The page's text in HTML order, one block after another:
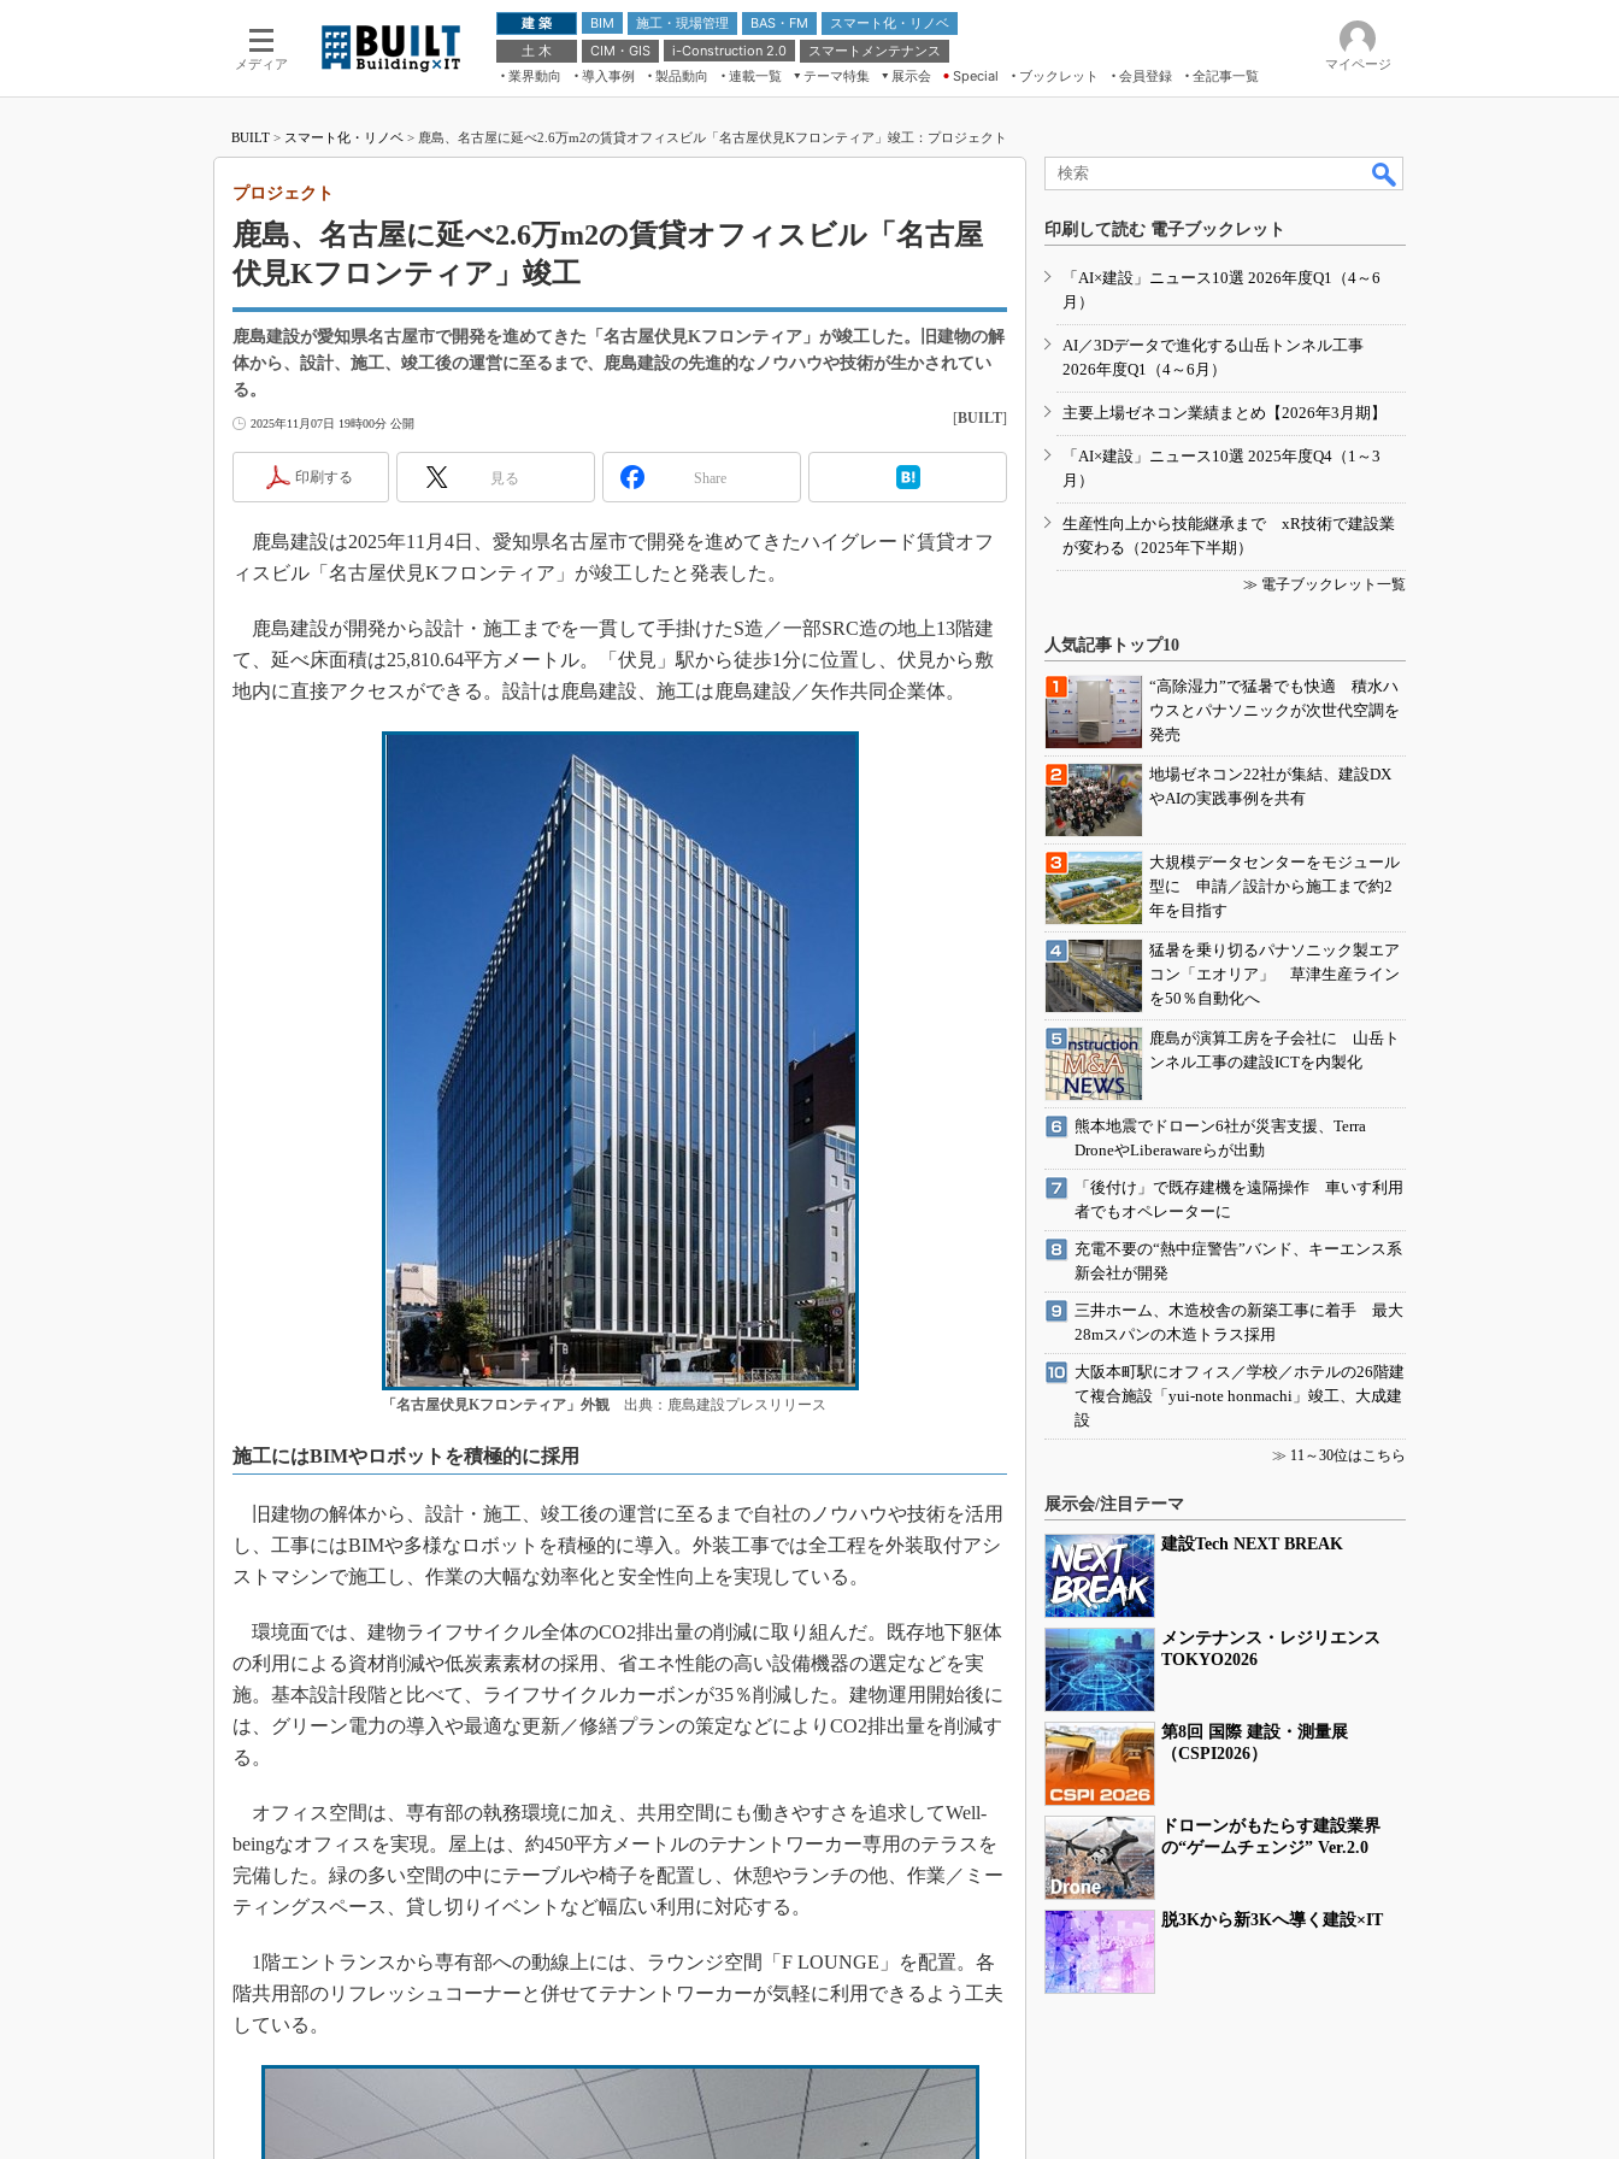
メディア
建 築 BIM 施工・現場管理 BAS・FM
スマート化・リノベ
土 木
CIM・GIS i-Construction 2.0
スマートメンテナンス
業界動向
導入事例 製品動向 連載一覧
テーマ特集
ドローンがもたらす建設業界の“ゲー
ムチェンジ” Ver.2.0
“Society5.0”時代のスマートビル
展示会
第8回 国際 建設・測量展
築・土木・不動産の先端技術展－
メンテナンス・レジリエンスOSAKA
日本 ものづくりワールド 2020
IGAS2018
Special ブックレット 会員登録 全記事一覧
マイページ
BUILT > スマート化・リノベ > 鹿島、名古屋に延べ2.6万m2の賃貸オフィスビル「名古屋伏見Kフロンティア」竣工：プロジェクト
鹿島、名古屋に延べ2.6万m2の賃貸オフィスビル「名古屋
伏見Kフロンティア」竣工
プロジェクト
鹿島建設が愛知県名古屋市で開発を進めてきた「名古屋伏見Kフロンティア」が竣工した。旧建物の解
体から、設計、施工、竣工後の運営に至るまで、鹿島建設の先進的なノウハウや技術が生かされてい
る。
2025年11月07日 19時00分 公開 [BUILT]
印刷する 見る Share
鹿島建設は2025年11月4日、愛知県名古屋市で開発を進めてきたハイグレード賃貸オフ
ィスビル「名古屋伏見Kフロンティア」が竣工したと発表した。
鹿島建設が開発から設計・施工までを一貫して手掛けたS造／一部SRC造の地上13階建
て、延べ床面積は25,810.64平方メートル。「伏見」駅から徒歩1分に位置し、伏見から敷
地内に直接アクセスができる。設計は鹿島建設、施工は鹿島建設／矢作共同企業体。
「名古屋伏見Kフロンティア」外観出典：鹿島建設プレスリリース
施工にはBIMやロボットを積極的に採用
旧建物の解体から、設計・施工、竣工後の運営に至るまで自社のノウハウや技術を活用
し、工事にはBIMや多様なロボットを積極的に導入。外装工事では全工程を外装取付アシ
ストマシンで施工し、作業の大幅な効率化と安全性向上を実現している。
環境面では、建物ライフサイクル全体のCO2排出量の削減に取り組んだ。既存地下躯体
の利用による資材削減や低炭素素材の採用、省エネ性能の高い設備機器の選定などを実
施。基本設計段階と比べて、ライフサイクルカーボンが35％削減した。建物運用開始後に
は、グリーン電力の導入や最適な更新／修繕プランの策定などによりCO2排出量を削減す
る。
オフィス空間は、専有部の執務環境に加え、共用空間にも働きやすさを追求してWell-
beingなオフィスを実現。屋上は、約450平方メートルのテナントワーカー専用のテラスを
完備した。緑の多い空間の中にテーブルや椅子を配置し、休憩やランチの他、作業／ミー
ティングスペース、貸し切りイベントなど幅広い利用に対応する。
1階エントランスから専有部への動線上には、ラウンジ空間「F LOUNGE」を配置。各
階共用部のリフレッシュコーナーと併せてテナントワーカーが気軽に利用できるよう工夫
している。
印刷して読む 電子ブックレット
「AI×建設」ニュース10選 2026年度Q1（4～6
月）
AI／3Dデータで進化する山岳トンネル工事
2026年度Q1（4～6月）
主要上場ゼネコン業績まとめ【2026年3月期】
「AI×建設」ニュース10選 2025年度Q4（1～3
月）
生産性向上から技能継承まで xR技術で建設業
が変わる（2025年下半期）
≫ 電子ブックレット一覧
人気記事トップ10
“高除湿力”で猛暑でも快適 積水ハ
ウスとパナソニックが次世代空調を
発売
地場ゼネコン22社が集結、建設DX
やAIの実践事例を共有
大規模データセンターをモジュール
型に 申請／設計から施工まで約2
年を目指す
猛暑を乗り切るパナソニック製エア
コン「エオリア」 草津生産ライン
を50％自動化へ
鹿島が演算工房を子会社に 山岳ト
ンネル工事の建設ICTを内製化
熊本地震でドローン6社が災害支援、Terra
DroneやLiberawareらが出動
「後付け」で既存建機を遠隔操作 車いす利用
者でもオペレーターに
充電不要の“熱中症警告”バンド、キーエンス系
新会社が開発
三井ホーム、木造校舎の新築工事に着手 最大
28mスパンの木造トラス採用
大阪本町駅にオフィス／学校／ホテルの26階建
て複合施設「yui-note honmachi」竣工、大成建
設
≫ 11～30位はこちら
展示会/注目テーマ
建設Tech NEXT BREAK
メンテナンス・レジリエンス
TOKYO2026
第8回 国際 建設・測量展
（CSPI2026）
ドローンがもたらす建設業界
の“ゲームチェンジ” Ver.2.0
脱3Kから新3Kへ導く建設×IT